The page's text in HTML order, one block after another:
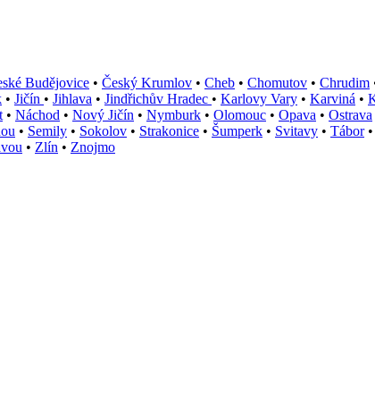
Budějovice • Český Krumlov • Cheb • Chomutov • Chrudim
• Jičín • Jihlava • Jindřichův Hradec • Karlovy Vary • Karviná •
• Náchod • Nový Jičín • Nymburk • Olomouc • Opava • Ostrava
• Semily • Sokolov • Strakonice • Šumperk • Svitavy • Tábor•
• Zlín • Znojmo